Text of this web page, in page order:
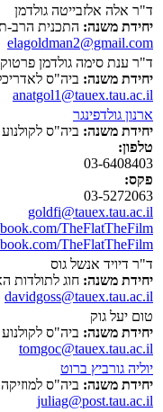
ד"ר אלה אלזבייטה גולדמן
יחידת משנה: התכנית הרב-
elagoldman2@gmail.com
ד"ר ענת סימה גולדמן פרטוק
יחידת משנה: ביה"ס
anatgol1@tauex.tau.ac.il
ארנון גולדפינגר
יחידת משנה: ביה"ס
טלפון:
03-6408403
פקס:
03-5272063
goldfi@tauex.tau.ac.il
TheFlatTheFilm
TheFlatTheFilm
ד"ר דיויד אנשל גוס
יחידת משנה: חוג לתולדות
davidgoss@tauex.tau.ac.il
טום יעל גוק
יחידת משנה: ביה"ס
tomgoc@tauex.tau.ac.il
יוליה גורביץ ברוט
יחידת משנה: ביה"ס
juliag@post.tau.ac.il